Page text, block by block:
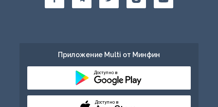
Приложение Multi от Минфин
Доступно в
Доступно в